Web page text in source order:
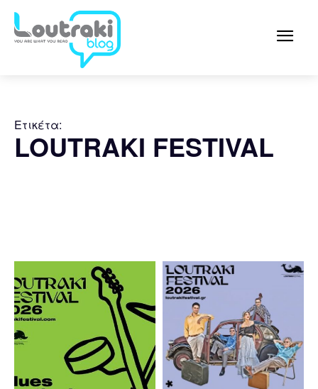
Ετικέτα:
LOUTRAKI FESTIVAL